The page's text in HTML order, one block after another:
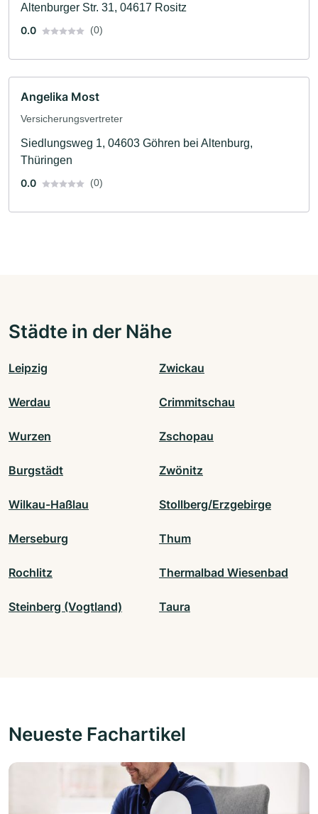
Altenburger Str. 31, 04617 Rositz
0.0
(0)
Angelika Most
Versicherungsvertreter
Siedlungsweg 1, 04603 Göhren bei Altenburg,
Thüringen
0.0
(0)
Städte in der Nähe
Leipzig Zwickau
Werdau Crimmitschau
Wurzen Zschopau
Burgstädt Zwönitz
Wilkau-Haßlau Stollberg/Erzgebirge
Merseburg Thum
Rochlitz Thermalbad Wiesenbad
Steinberg (Vogtland) Taura
Neueste Fachartikel